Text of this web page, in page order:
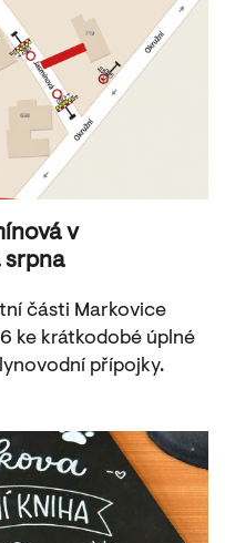
v
srpna
části Markovice
ke krátkodobé úplné
přípojky.